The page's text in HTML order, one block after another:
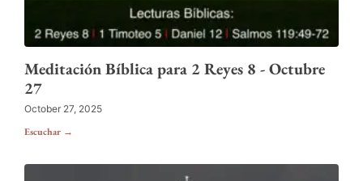
Meditación Bíblica para 2 Reyes 8 - Octubre
27
October 27, 2025
Escuchar →